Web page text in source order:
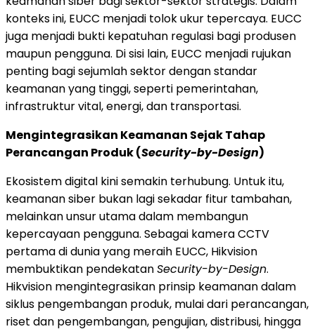
konteks ini, EUCC menjadi tolok ukur tepercaya. EUCC
juga menjadi bukti kepatuhan regulasi bagi produsen
maupun pengguna. Di sisi lain, EUCC menjadi rujukan
penting bagi sejumlah sektor dengan standar
keamanan yang tinggi, seperti pemerintahan,
infrastruktur vital, energi, dan transportasi.
Mengintegrasikan Keamanan Sejak Tahap
Perancangan Produk (Security-by-Design)
Ekosistem digital kini semakin terhubung. Untuk itu,
keamanan siber bukan lagi sekadar fitur tambahan,
melainkan unsur utama dalam membangun
kepercayaan pengguna. Sebagai kamera CCTV
pertama di dunia yang meraih EUCC, Hikvision
membuktikan pendekatanSecurity-by-Design.
Hikvision mengintegrasikan prinsip keamanan dalam
siklus pengembangan produk, mulai dari perancangan,
riset dan pengembangan, pengujian, distribusi, hingga